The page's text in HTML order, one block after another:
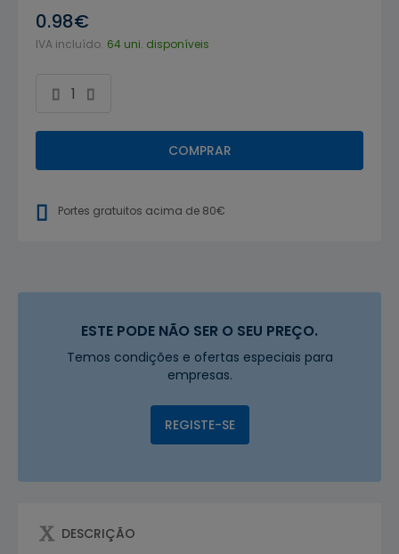
0.98€
IVA incluído. 64 uni. disponíveis
COMPRAR
Portes gratuitos acima de 80€
ESTE PODE NÃO SER O SEU PREÇO.
Temos condições e ofertas especiais para
empresas.
REGISTE-SE
DESCRIÇÃO